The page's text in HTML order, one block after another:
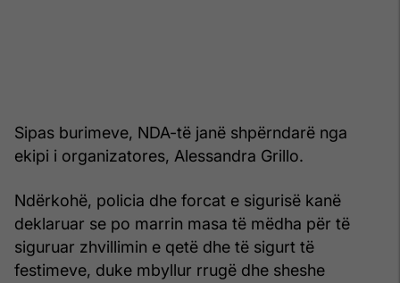
Sipas burimeve, NDA-të janë shpërndarë nga
ekipi i organizatores, Alessandra Grillo.
Ndërkohë, policia dhe forcat e sigurisë kanë
deklaruar se po marrin masa të mëdha për të
siguruar zhvillimin e qetë dhe të sigurt të
festimeve, duke mbyllur rrugë dhe sheshe